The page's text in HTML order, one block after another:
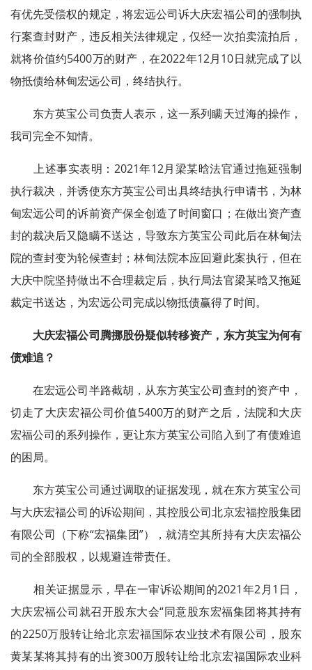
有优先受偿权的规定，将宏远公司诉大庆宏福公司的强制执
行案查封财产，违反相关法律规定，仅经一次拍卖流拍后，
就将价值约5400万的财产，在2022年12月10日就完成了以
物抵债给林甸宏远公司，终结执行。
东方英宝公司负责人表示，这一系列瞒天过海的操作，
我司完全不知情。
上述事实表明：2021年12月梁某晗法官通过拖延强制
执行裁决，并诱使东方英宝公司出具终结执行申请书，为林
甸宏远公司的诉前资产保全创造了时间窗口；在做出资产查
封的裁决后又隐瞒不送达，导致东方英宝公司此后在林甸法
院的查封变为轮候查封；林甸法院本应回避此案执行，但在
大庆中院坚持做出不合理裁定后，执行局法官梁某晗又拖延
裁定书送达，为宏远公司完成以物抵债赢得了时间。
大庆宏福公司腾挪股份疑似转移资产，东方英宝为何有
债难追？
在宏远公司半路截胡，从东方英宝公司查封的资产中，
切走了大庆宏福公司价值5400万的财产之后，法院和大庆
宏福公司的系列操作，更让东方英宝公司陷入到了有债难追
的困局。
东方英宝公司通过调取的证据发现，就在东方英宝公司
与大庆宏福公司的诉讼期间，其控股公司北京宏福控股集团
有限公司（下称“宏福集团”），就清空其所持有大庆宏福公
司的全部股权，以规避连带责任。
相关证据显示，早在一审诉讼期间的2021年2月1日，
大庆宏福公司就召开股东大会“同意股东宏福集团将其持有
的2250万股转让给北京宏福国际农业技术有限公司，股东
黄某某将其持有的出资300万股转让给北京宏福国际农业科